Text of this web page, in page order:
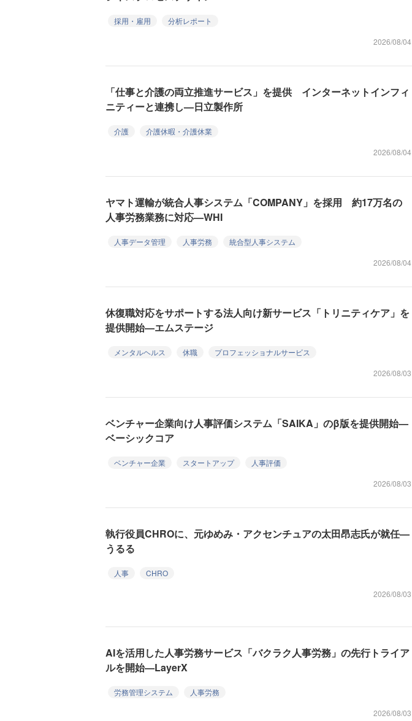
採用・雇用
分析レポート
2026/08/04
「仕事と介護の両立推進サービス」を提供 インターネットインフィ
ニティーと連携し—日立製作所
介護
介護休暇・介護休業
2026/08/04
ヤマト運輸が統合人事システム「COMPANY」を採用 約17万名の
人事労務業務に対応—WHI
人事データ管理 人事労務
統合型人事システム
2026/08/04
休復職対応をサポートする法人向け新サービス「トリニティケア」を
提供開始—エムステージ
メンタルヘルス 休職
プロフェッショナルサービス
2026/08/03
ベンチャー企業向け人事評価システム「SAIKA」のβ版を提供開始—
ベーシックコア
ベンチャー企業 スタートアップ
人事評価
2026/08/03
執行役員CHROに、元ゆめみ・アクセンチュアの太田昂志氏が就任—
うるる
人事
CHRO
2026/08/03
AIを活用した人事労務サービス「バクラク人事労務」の先行トライア
ルを開始—LayerX
労務管理システム
人事労務
2026/08/03